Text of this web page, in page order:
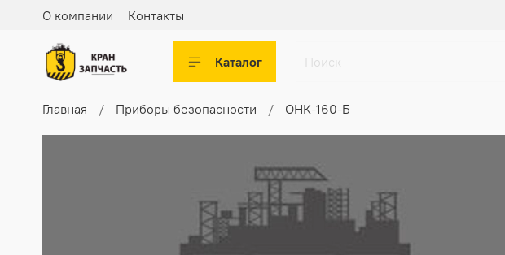
О компании Контакты
Каталог
Главная Приборы безопасности ОНК-160-Б